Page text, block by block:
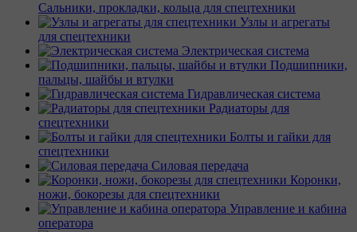
Сальники, прокладки, кольца для спецтехники
Узлы и агрегаты
для спецтехники
Электрическая система
Подшипники,
пальцы, шайбы и втулки
Гидравлическая система
Радиаторы для
спецтехники
Болты и гайки для
спецтехники
Силовая передача
Коронки,
ножи, бокорезы для спецтехники
Управление и кабина
оператора